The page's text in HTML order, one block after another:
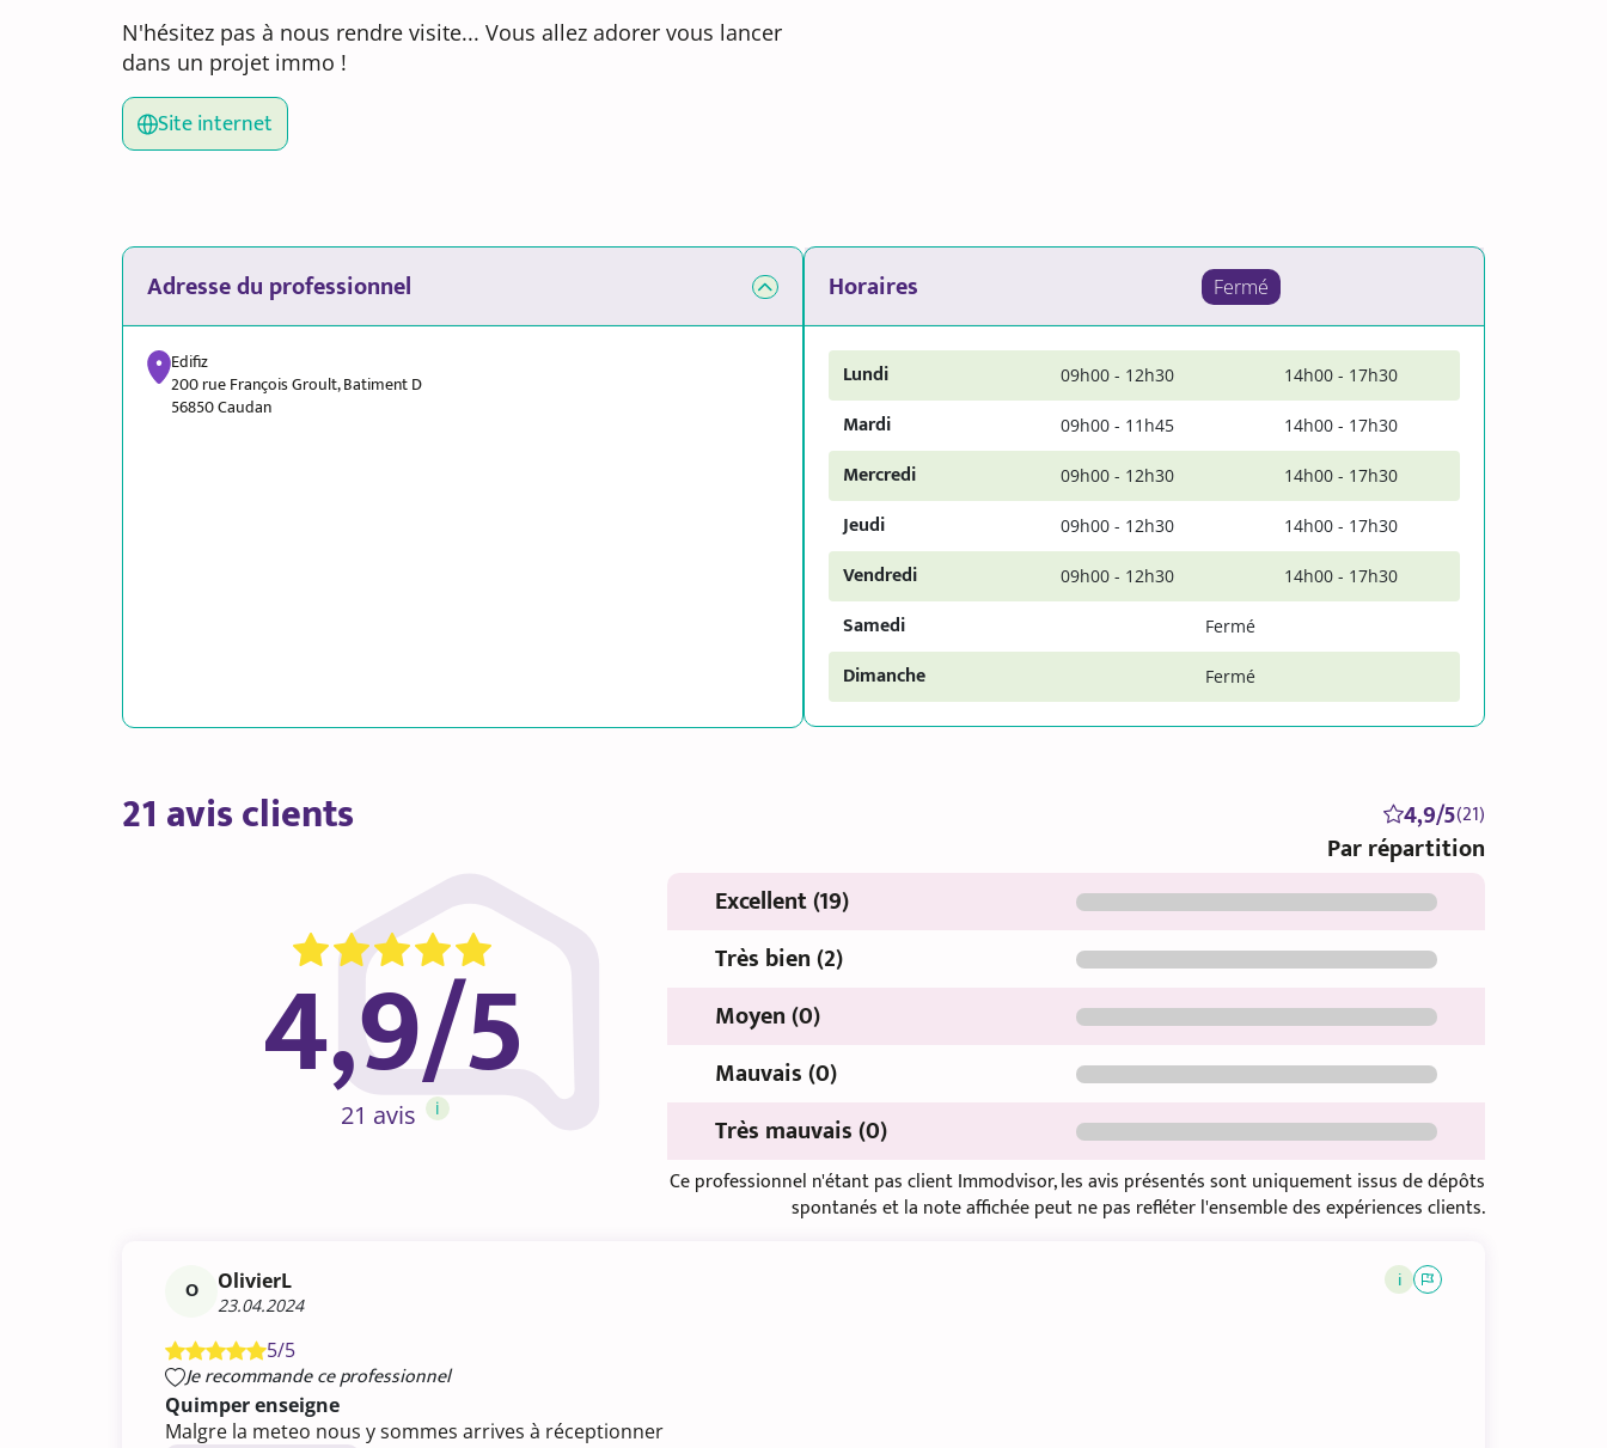
N'hésitez pas à nous rendre visite... Vous allez adorer vous lancer
dans un projet immo !
Site internet
Adresse du professionnel
Edifiz
200 rue François Groult, Batiment D
56850 Caudan
Horaires Fermé
Lundi 09h00 - 12h30 14h00 - 17h30
Mardi 09h00 - 11h45 14h00 - 17h30
Mercredi 09h00 - 12h30 14h00 - 17h30
Jeudi 09h00 - 12h30 14h00 - 17h30
Vendredi 09h00 - 12h30 14h00 - 17h30
Samedi Fermé
Dimanche Fermé
21 avis clients 4,9/5(21)
Par répartition
4,9/5
21 avis i
Excellent (19)
Très bien (2)
Moyen (0)
Mauvais (0)
Très mauvais (0)
Ce professionnel n'étant pas client Immodvisor, les avis présentés sont uniquement issus de dépôts
spontanés et la note affichée peut ne pas refléter l'ensemble des expériences clients.
O OlivierL
23.04.2024
i
5/5
Je recommande ce professionnel
Quimper enseigne
Malgre la meteo nous y sommes arrives à réceptionner